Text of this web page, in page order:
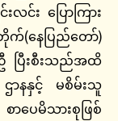
လင်း ပြောကြား
(နေပြည်တော်)
ပြီးစီးသည်အထိ
ာနနှင့် မစိမ်းသူ
ေမိသားစုဖြစ်